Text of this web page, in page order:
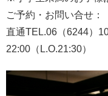
ご予約・お問い合せ
直通TEL.06（6244）
22:00（L.O.21:30）